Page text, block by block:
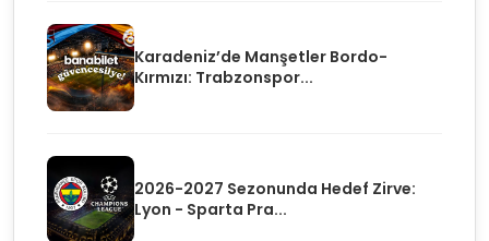
Karadeniz’de Manşetler Bordo-
Kırmızı: Trabzonspor...
2026-2027 Sezonunda Hedef Zirve:
Lyon - Sparta Pra...